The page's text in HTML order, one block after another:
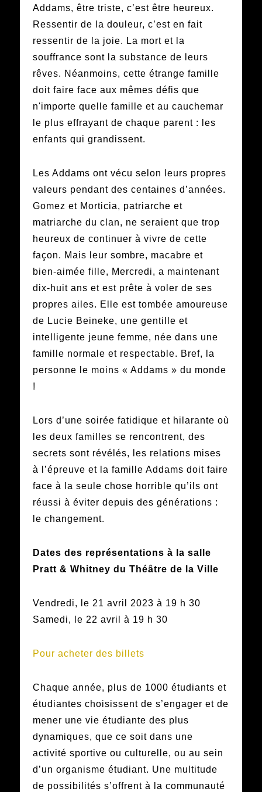
Addams, être triste, c’est être heureux.
Ressentir de la douleur, c’est en fait
ressentir de la joie. La mort et la
souffrance sont la substance de leurs
rêves. Néanmoins, cette étrange famille
doit faire face aux mêmes défis que
n'importe quelle famille et au cauchemar
le plus effrayant de chaque parent : les
enfants qui grandissent.
Les Addams ont vécu selon leurs propres
valeurs pendant des centaines d’années.
Gomez et Morticia, patriarche et
matriarche du clan, ne seraient que trop
heureux de continuer à vivre de cette
façon. Mais leur sombre, macabre et
bien-aimée fille, Mercredi, a maintenant
dix-huit ans et est prête à voler de ses
propres ailes. Elle est tombée amoureuse
de Lucie Beineke, une gentille et
intelligente jeune femme, née dans une
famille normale et respectable. Bref, la
personne le moins « Addams » du monde
!
Lors d’une soirée fatidique et hilarante où
les deux familles se rencontrent, des
secrets sont révélés, les relations mises
à l’épreuve et la famille Addams doit faire
face à la seule chose horrible qu’ils ont
réussi à éviter depuis des générations :
le changement.
Dates des représentations à la salle
Pratt & Whitney du Théâtre de la Ville
Vendredi, le 21 avril 2023 à 19 h 30
Samedi, le 22 avril à 19 h 30
Pour acheter des billets
Chaque année, plus de 1000 étudiants et
étudiantes choisissent de s’engager et de
mener une vie étudiante des plus
dynamiques, que ce soit dans une
activité sportive ou culturelle, ou au sein
d’un organisme étudiant. Une multitude
de possibilités s’offrent à la communauté